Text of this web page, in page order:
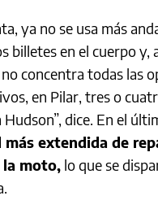
ya no se usa más
billetes en el cuerpo y,
concentra todas las
en Pilar, tres o
Hudson”, dice. En el
más extendida de
la moto, lo que se